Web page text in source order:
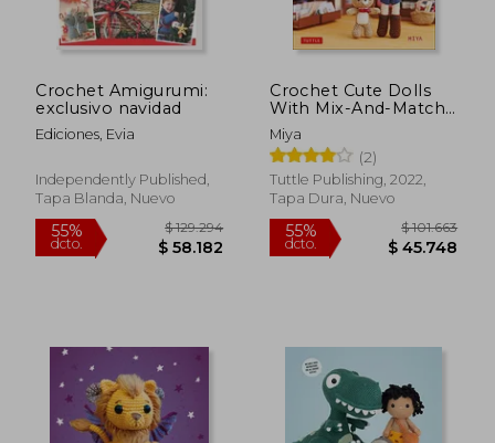
$ 55.877
55%
dcto.
Crochet Amigurumi:
exclusivo navidad
Ediciones, Evia
Independently Published,
Tapa Blanda, Nuevo
Crochet Cute Dolls
With Mix-And-Match
Outfits: 66 Easy-To-
Follow Amigurumi
Patterns (en Inglés)
Miya
(2)
Tuttle Publishing, 2022,
Tapa Dura, Nuevo